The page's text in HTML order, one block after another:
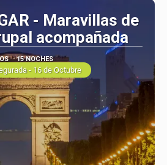
- Maravillas de
acompañada
15 NOCHES
- 16 de Octubre